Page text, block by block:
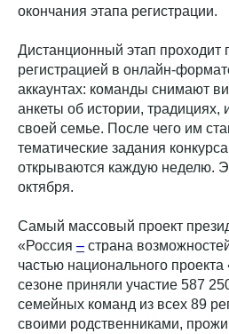
окончания этапа регистрации.
Дистанционный этап проходит
регистрацией в онлайн-
аккаунтах: команды снимают
анкеты об истории, традициях,
своей семье. После чего им
тематические задания
открываются каждую неделю.
октября.
Самый массовый проект
«Россия – страна
частью национального
сезоне приняли участие 587
семейных команд из всех 89
своими родственниками,